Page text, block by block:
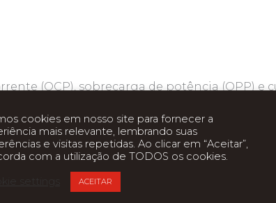
(OCP), sobrecarga de potência (OPP) e
cookies em nosso site para fornecer a
mais relevante, lembrando suas
e visitas repetidas. Ao clicar em “Aceitar”,
com a utilização de TODOS os cookies.
ACEITAR